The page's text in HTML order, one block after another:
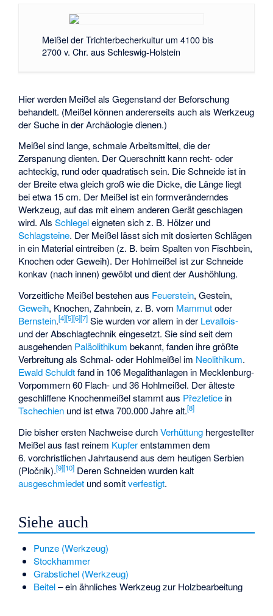
Meißel der Trichterbecherkultur um 4100 bis
2700 v. Chr. aus Schleswig-Holstein
Hier werden Meißel als Gegenstand der Beforschung
behandelt. (Meißel können andererseits auch als Werkzeug
der Suche in der Archäologie dienen.)
Meißel sind lange, schmale Arbeitsmittel, die der
Zerspanung dienten. Der Querschnitt kann recht- oder
achteckig, rund oder quadratisch sein. Die Schneide ist in
der Breite etwa gleich groß wie die Dicke, die Länge liegt
bei etwa 15 cm. Der Meißel ist ein formveränderndes
Werkzeug, auf das mit einem anderen Gerät geschlagen
wird. AlsSchlegeleigneten sich z. B. Hölzer und
Schlagsteine. Der Meißel lässt sich mit dosierten Schlägen
in ein Material eintreiben (z. B. beim Spalten von Fischbein,
Knochen oder Geweih). Der Hohlmeißel ist zur Schneide
konkav (nach innen) gewölbt und dient der Aushöhlung.
Vorzeitliche Meißel bestehen aus Feuerstein, Gestein,
Geweih, Knochen, Zahnbein, z. B. vom Mammutoder
Bernstein.[4][5][6][7] Sie wurden vor allem in der Levallois-
und der Abschlagtechnik eingesetzt. Sie sind seit dem
ausgehenden Paläolithikum bekannt, fanden ihre größte
Verbreitung als Schmal- oder Hohlmeißel im Neolithikum.
Ewald Schuldtfand in 106 Megalithanlagen in Mecklenburg-
Vorpommern 60 Flach- und 36 Hohlmeißel. Der älteste
geschliffene Knochenmeißel stammt aus Přezletice in
Tschechien und ist etwa 700.000 Jahre alt.[8]
Die bisher ersten Nachweise durchVerhüttung hergestellter
Meißel aus fast reinem Kupferentstammen dem
6. vorchristlichen Jahrtausend aus dem heutigen Serbien
(Pločnik).[9][10] Deren Schneiden wurden kalt
ausgeschmiedet und somitverfestigt.
Siehe auch
Punze (Werkzeug)
Stockhammer
Grabstichel (Werkzeug)
Beitel– ein ähnliches Werkzeug zur Holzbearbeitung